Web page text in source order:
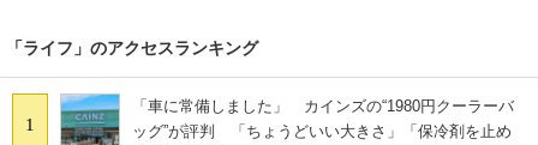
「ライフ」のアクセスランキング
1
「車に常備しました」 カインズの“1980円クーラーバ
ッグ”が評判 「ちょうどいい大きさ」「保冷剤を止め